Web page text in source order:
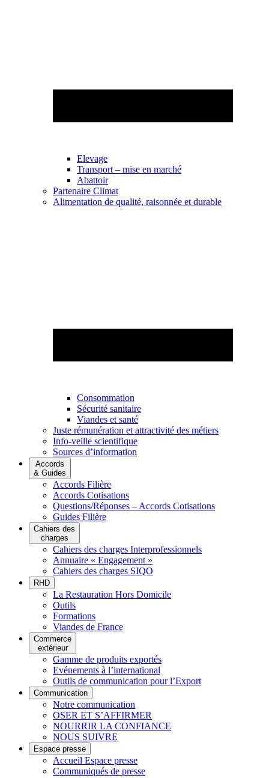
Elevage
Transport – mise en marché
Abattoir
Partenaire Climat
Alimentation de qualité, raisonnée et durable
Consommation
Sécurité sanitaire
Viandes et santé
Juste rémunération et attractivité des métiers
Info-veille scientifique
Sources d’information
Accords
& Guides
Accords Filière
Accords Cotisations
Questions/Réponses – Accords Cotisations
Guides Filière
Cahiers des
charges
Cahiers des charges Interprofessionnels
Annuaire « Engagement »
Cahiers des charges SIQO
RHD
La Restauration Hors Domicile
Outils
Formations
Viandes de France
Commerce
extérieur
Gamme de produits exportés
Evénements à l’international
Outils de communication pour l’Export
Communication
Notre communication
OSER ET S’AFFIRMER
NOURRIR LA CONFIANCE
NOUS SUIVRE
Espace presse
Accueil Espace presse
Communiqués de presse